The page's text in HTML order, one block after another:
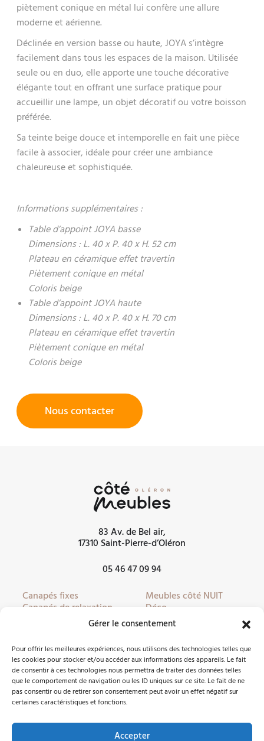
Gérer le consentement
Pour offrir les meilleures expériences, nous utilisons des technologies telles que
les cookies pour stocker et/ou accéder aux informations des appareils. Le fait
de consentir à ces technologies nous permettra de traiter des données telles
que le comportement de navigation ou les ID uniques sur ce site. Le fait de ne
pas consentir ou de retirer son consentement peut avoir un effet négatif sur
certaines caractéristiques et fonctions.
Accepter
piètement conique en métal lui confère une allure
moderne et aérienne.
Déclinée en version basse ou haute, JOYA s’intègre
facilement dans tous les espaces de la maison. Utilisée
seule ou en duo, elle apporte une touche décorative
élégante tout en offrant une surface pratique pour
accueillir une lampe, un objet décoratif ou votre boisson
préférée.
Sa teinte beige douce et intemporelle en fait une pièce
facile à associer, idéale pour créer une ambiance
chaleureuse et sophistiquée.
Informations supplémentaires :
Table d’appoint JOYA basse
Dimensions : L. 40 x P. 40 x H. 52 cm
Plateau en céramique effet travertin
Piètement conique en métal
Coloris beige
Table d’appoint JOYA haute
Dimensions : L. 40 x P. 40 x H. 70 cm
Plateau en céramique effet travertin
Piètement conique en métal
Coloris beige
Nous contacter
83 Av. de Bel air,
17310 Saint-Pierre-d’Oléron
05 46 47 09 94
Canapés fixes
Canapés de relaxation
Canapés convertibles
Meubles côté JOUR
Meubles côté NUIT
Déco
Literie
Partenaires
Nous contacter